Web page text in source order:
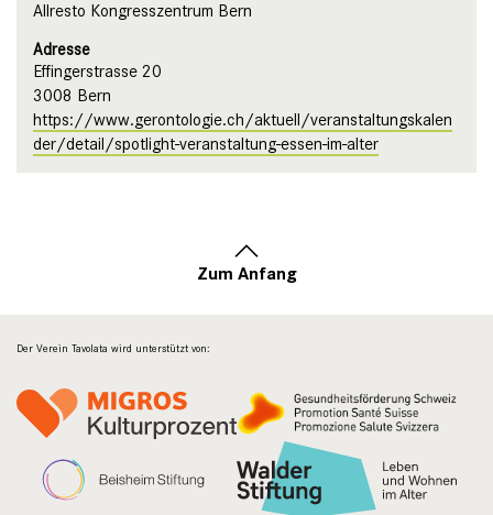
Allresto Kongresszentrum Bern
Adresse
Effingerstrasse 20
3008 Bern
https://www.gerontologie.ch/aktuell/veranstaltungskalen
der/detail/spotlight-veranstaltung-essen-im-alter
Zum Anfang
Der Verein Tavolata wird unterstützt von: